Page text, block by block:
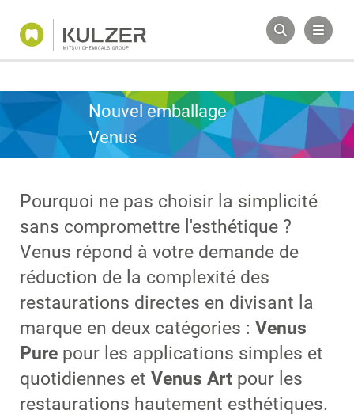
Nouvel emballage
Venus
Pourquoi ne pas choisir la simplicité
sans compromettre l'esthétique ?
Venus répond à votre demande de
réduction de la complexité des
restaurations directes en divisant la
marque en deux catégories : Venus
Pure pour les applications simples et
quotidiennes et Venus Art pour les
restaurations hautement esthétiques.